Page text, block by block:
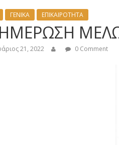
ΓΕΝΙΚΑ ΕΠΙΚΑΙΡΟΤΗΤΑ
21, 2022 0 Comment